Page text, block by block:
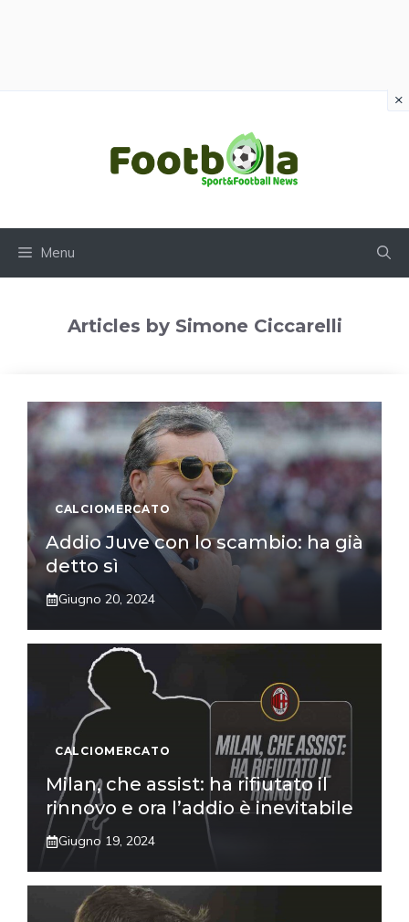
Menu
Articles by Simone Ciccarelli
CALCIOMERCATO
Addio Juve con lo scambio: ha già
detto sì
Giugno 20, 2024
CALCIOMERCATO
Milan, che assist: ha rifiutato il
rinnovo e ora l’addio è inevitabile
Giugno 19, 2024
×